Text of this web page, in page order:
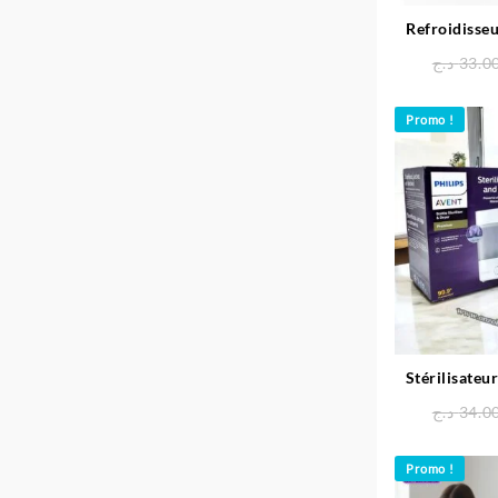
د.ج
Promo !
د.ج
Promo !